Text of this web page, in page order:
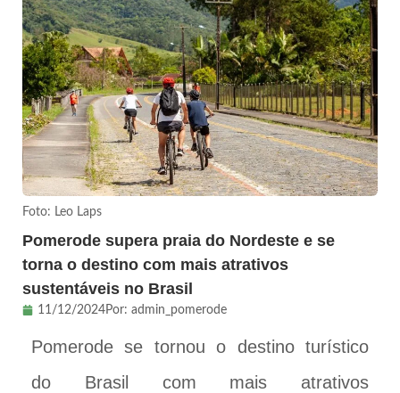
Foto: Leo Laps
Pomerode supera praia do Nordeste e se
torna o destino com mais atrativos
sustentáveis no Brasil
11/12/2024Por: admin_pomerode
Pomerode se tornou o destino turístico
do Brasil com mais atrativos